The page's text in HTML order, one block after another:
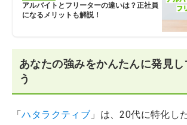
アルバイトとフリーターの違いは？正社員
になるメリットも解説！
あなたの強みをかんたんに発見し
う
「ハタラクティブ 」は、20代に特化し